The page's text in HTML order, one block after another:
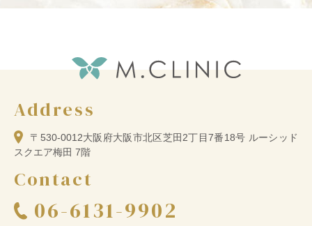
Address
〒530-0012大阪府大阪市北区芝田2丁目7番18号 ルーシッド
スクエア梅田 7階
Contact
06-6131-9902